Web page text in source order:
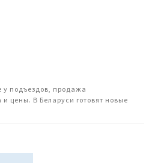
у подъездов, продажа
цены. В Беларуси готовят новые